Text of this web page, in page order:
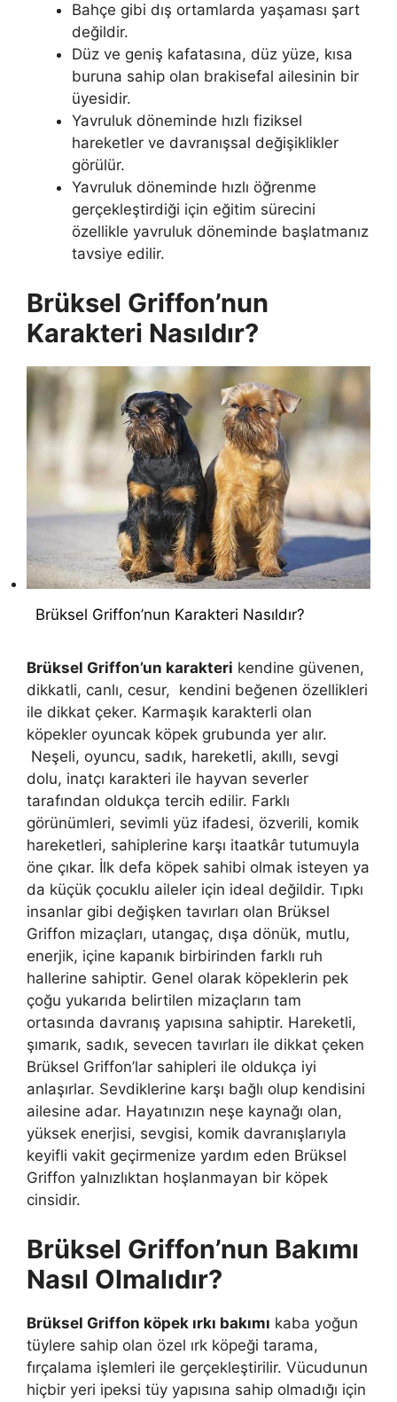
Bahçe gibi dış ortamlarda yaşaması şart
değildir.
Düz ve geniş kafatasına, düz yüze, kısa
buruna sahip olan brakisefal ailesinin bir
üyesidir.
Yavruluk döneminde hızlı fiziksel
hareketler ve davranışsal değişiklikler
görülür.
Yavruluk döneminde hızlı öğrenme
gerçekleştirdiği için eğitim sürecini
özellikle yavruluk döneminde başlatmanız
tavsiye edilir.
Brüksel Griffon’nun
Karakteri Nasıldır?
Brüksel Griffon’nun Karakteri Nasıldır?
Brüksel Griffon’un karakteri kendine güvenen,
dikkatli, canlı, cesur, kendini beğenen özellikleri
ile dikkat çeker. Karmaşık karakterli olan
köpekler oyuncak köpek grubunda yer alır.
Neşeli, oyuncu, sadık, hareketli, akıllı, sevgi
dolu, inatçı karakteri ile hayvan severler
tarafından oldukça tercih edilir. Farklı
görünümleri, sevimli yüz ifadesi, özverili, komik
hareketleri, sahiplerine karşı itaatkâr tutumuyla
öne çıkar. İlk defa köpek sahibi olmak isteyen ya
da küçük çocuklu aileler için ideal değildir. Tıpkı
insanlar gibi değişken tavırları olan Brüksel
Griffon mizaçları, utangaç, dışa dönük, mutlu,
enerjik, içine kapanık birbirinden farklı ruh
hallerine sahiptir. Genel olarak köpeklerin pek
çoğu yukarıda belirtilen mizaçların tam
ortasında davranış yapısına sahiptir. Hareketli,
şımarık, sadık, sevecen tavırları ile dikkat çeken
Brüksel Griffon’lar sahipleri ile oldukça iyi
anlaşırlar. Sevdiklerine karşı bağlı olup kendisini
ailesine adar. Hayatınızın neşe kaynağı olan,
yüksek enerjisi, sevgisi, komik davranışlarıyla
keyifli vakit geçirmenize yardım eden Brüksel
Griffon yalnızlıktan hoşlanmayan bir köpek
cinsidir.
Brüksel Griffon’nun Bakımı
Nasıl Olmalıdır?
Brüksel Griffon köpek ırkı bakımı kaba yoğun
tüylere sahip olan özel ırk köpeği tarama,
fırçalama işlemleri ile gerçekleştirilir. Vücudunun
hiçbir yeri ipeksi tüy yapısına sahip olmadığı için